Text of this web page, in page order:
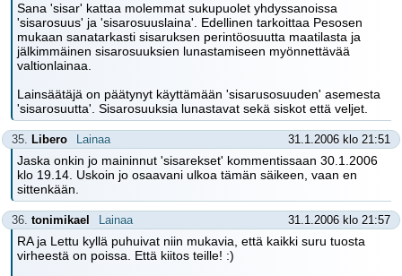
Sana 'sisar' kattaa molemmat sukupuolet yhdyssanoissa
'sisarosuus' ja 'sisarosuuslaina'. Edellinen tarkoittaa Pesosen
mukaan sanatarkasti sisaruksen perintöosuutta maatilasta ja
jälkimmäinen sisarosuuksien lunastamiseen myönnettävää
valtionlainaa.
Lainsäätäjä on päätynyt käyttämään 'sisarusosuuden' asemesta
'sisarosuutta'. Sisarosuuksia lunastavat sekä siskot että veljet.
35. Libero Lainaa 31.1.2006 klo 21:51
Jaska onkin jo maininnut 'sisarekset' kommentissaan 30.1.2006
klo 19.14. Uskoin jo osaavani ulkoa tämän säikeen, vaan en
sittenkään.
36. tonimikael Lainaa 31.1.2006 klo 21:57
RA ja Lettu kyllä puhuivat niin mukavia, että kaikki suru tuosta
virheestä on poissa. Että kiitos teille! :)